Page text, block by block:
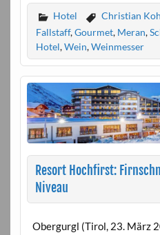
Hotel Christian
Fallstaff,Gourmet, Meran,
Hotel,Wein,Weinmesser
Resort Hochfirst:
Niveau
Obergurgl (Tirol, 23. März